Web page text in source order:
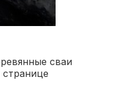
сваи